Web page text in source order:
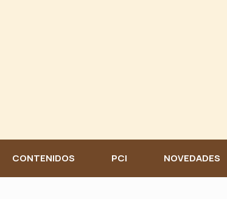
CONTENIDOS PCI NOVEDADES